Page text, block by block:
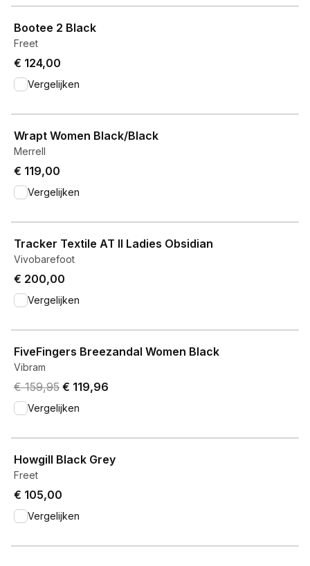
Bootee 2 Black
Freet
€ 124,00
Vergelijken
Wrapt Women Black/Black
Merrell
€ 119,00
Vergelijken
Tracker Textile AT II Ladies Obsidian
Vivobarefoot
€ 200,00
Vergelijken
FiveFingers Breezandal Women Black
Vibram
Original price was € 159,95.
€ 159,95 Current price is € 119,96.
€ 119,96
Vergelijken
Howgill Black Grey
Freet
€ 105,00
Vergelijken